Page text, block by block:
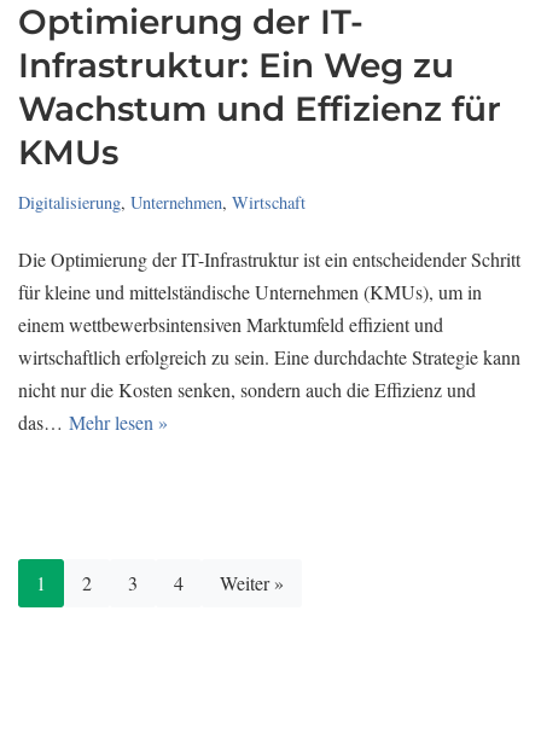
Optimierung der IT-
Infrastruktur: Ein Weg zu
Wachstum und Effizienz für
KMUs
Digitalisierung, Unternehmen, Wirtschaft
Die Optimierung der IT-Infrastruktur ist ein entscheidender Schritt
für kleine und mittelständische Unternehmen (KMUs), um in
einem wettbewerbsintensiven Marktumfeld effizient und
wirtschaftlich erfolgreich zu sein. Eine durchdachte Strategie kann
nicht nur die Kosten senken, sondern auch die Effizienz und
das… Mehr lesen »
1 2 3 4 Weiter »